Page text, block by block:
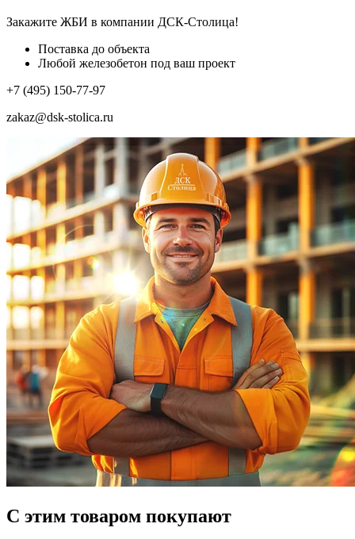
Закажите ЖБИ в компании ДСК-Столица!
Поставка до объекта
Любой железобетон под ваш проект
+7 (495) 150-77-97
zakaz@dsk-stolica.ru
С этим товаром покупают